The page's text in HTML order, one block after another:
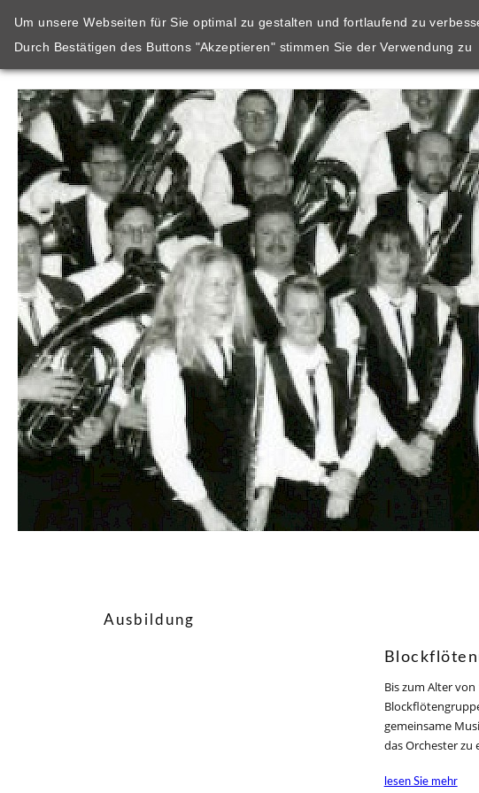
Ausbildung
Bis zum Alter
gemeinsame
das Orchester zu
lesen Sie mehr
Um unsere Webseiten für Sie optimal zu gestalten und fortlaufend zu
Durch Bestätigen des Buttons "Akzeptieren" stimmen Sie der Verwendung zu